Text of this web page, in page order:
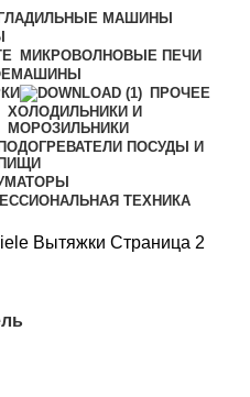
ГЛАДИЛЬНЫЕ МАШИНЫ
МИКРОВОЛНОВЫЕ ПЕЧИ
ПРОЧЕЕ
ХОЛОДИЛЬНИКИ И
МОРОЗИЛЬНИКИ
ПОДОГРЕВАТЕЛИ ПОСУДЫ И
ПИЩИ
ТЕХНИКА
Вытяжки Страница 2